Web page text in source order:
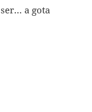
a gota